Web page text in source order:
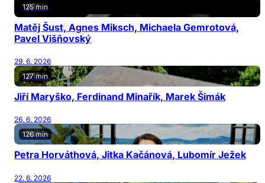
125 min
Matěj Šust, Agnes Miksch, Michaela Gemrotová,
Pavel Višňovský
29. 6. 2026
127 min
Jiří Maryško, Ferdinand Minařík, Marek Šimák
26. 6. 2026
126 min
Petra Horváthová, Jitka Kačánová, Lubomír Ježek
22. 6. 2026